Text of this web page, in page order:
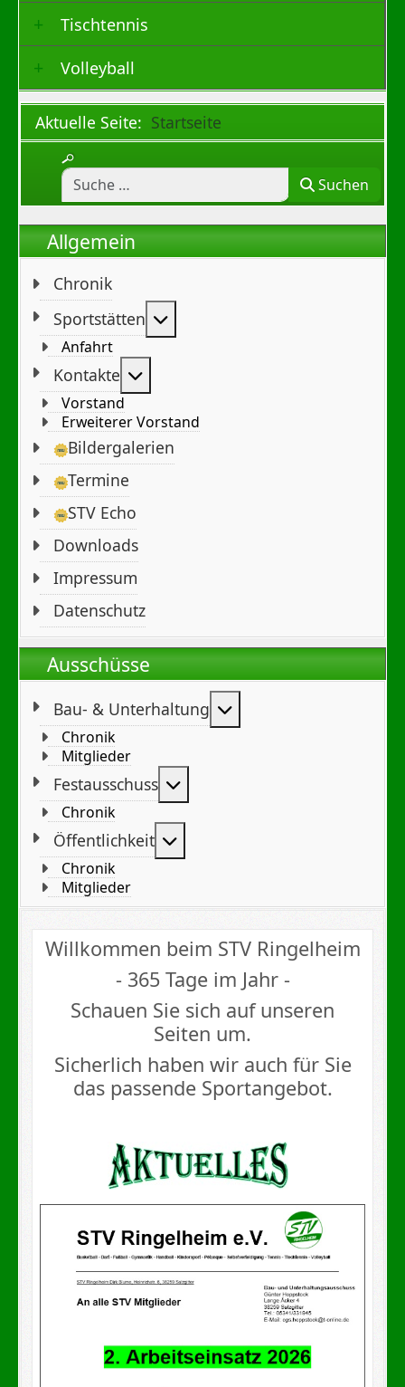
Tischtennis
Volleyball
Aktuelle Seite: Startseite
Suchen
Allgemein
Chronik
Sportstätten
Anfahrt
Kontakte
Vorstand
Erweiterer Vorstand
Bildergalerien
Termine
STV Echo
Downloads
Impressum
Datenschutz
Ausschüsse
Bau- & Unterhaltung
Chronik
Mitglieder
Festausschuss
Chronik
Öffentlichkeit
Chronik
Mitglieder
Willkommen beim STV Ringelheim
- 365 Tage im Jahr -
Schauen Sie sich auf unseren
Seiten um.
Sicherlich haben wir auch für Sie
das passende Sportangebot.